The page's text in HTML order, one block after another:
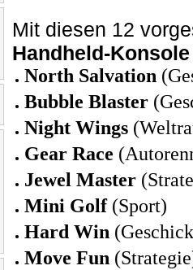
Mit diesen 12
Handheld-Konsole
North Salvation
Bubble Blaster
Night Wings
Gear Race
Jewel Master
Mini Golf(Sport)
Hard Win
Move Fun